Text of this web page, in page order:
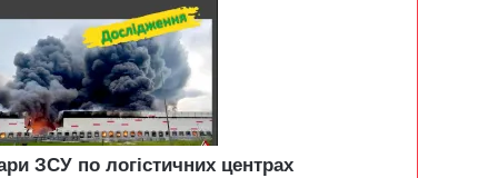
ЗСУ по логістичних центрах